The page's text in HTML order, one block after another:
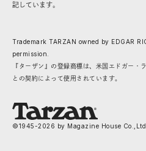
記しています。
Trademark TARZAN owned by EDGAR
permission.
『ターザン』の登録商標は、米国エドガー
との契約によって使用されています。
©1945-2026 by Magazine House